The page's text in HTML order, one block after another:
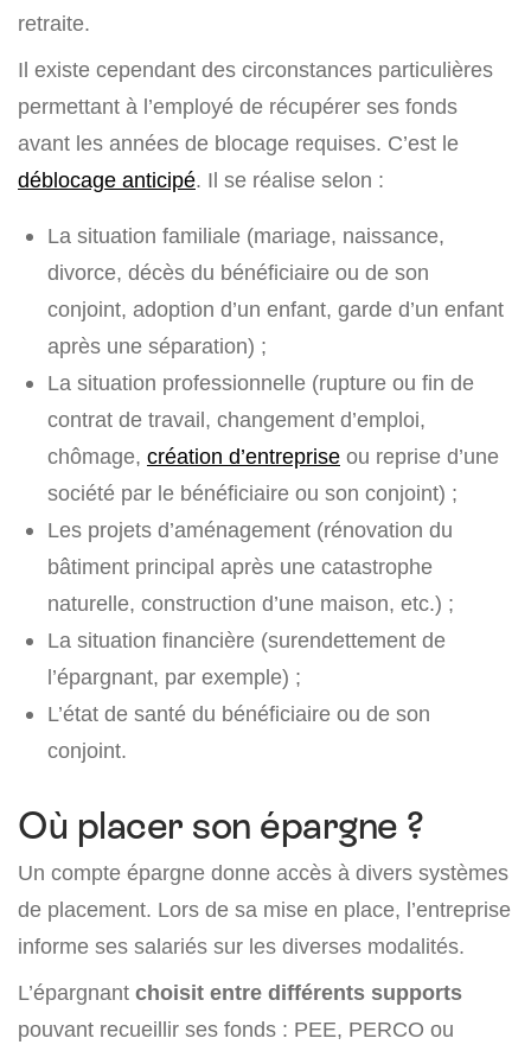
retraite.
Il existe cependant des circonstances particulières
permettant à l’employé de récupérer ses fonds
avant les années de blocage requises. C’est le
déblocage anticipé. Il se réalise selon :
La situation familiale (mariage, naissance,
divorce, décès du bénéficiaire ou de son
conjoint, adoption d’un enfant, garde d’un enfant
après une séparation) ;
La situation professionnelle (rupture ou fin de
contrat de travail, changement d’emploi,
chômage, création d’entreprise ou reprise d’une
société par le bénéficiaire ou son conjoint) ;
Les projets d’aménagement (rénovation du
bâtiment principal après une catastrophe
naturelle, construction d’une maison, etc.) ;
La situation financière (surendettement de
l’épargnant, par exemple) ;
L’état de santé du bénéficiaire ou de son
conjoint.
Où placer son épargne ?
Un compte épargne donne accès à divers systèmes
de placement. Lors de sa mise en place, l’entreprise
informe ses salariés sur les diverses modalités.
L’épargnant choisit entre différents supports
pouvant recueillir ses fonds : PEE, PERCO ou